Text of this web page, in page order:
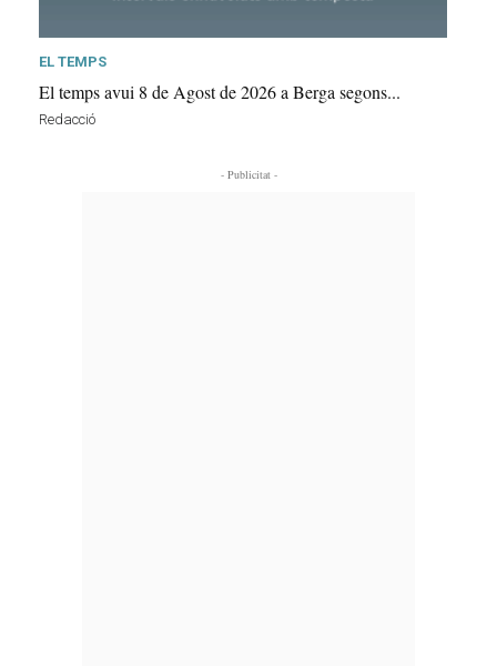
EL TEMPS
El temps avui 8 de Agost de 2026 a Berga segons...
Redacció
- Publicitat -